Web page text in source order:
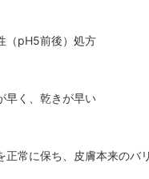
（pH5前後）処方
早く、乾きが早い
常に保ち、皮膚本来のバ